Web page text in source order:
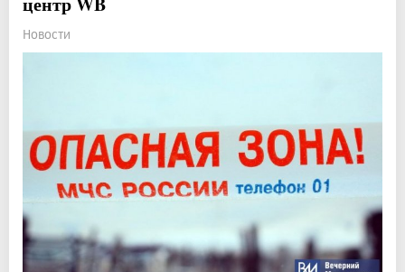
Новости